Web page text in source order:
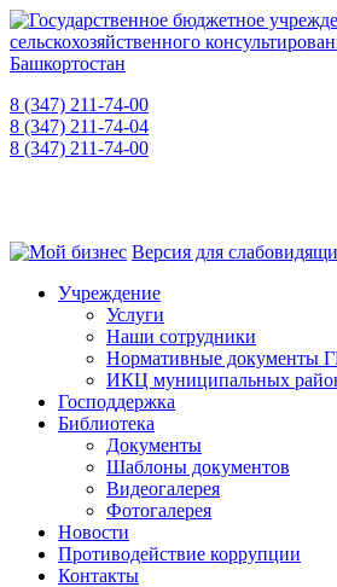
8 (347) 211-74-00
8 (347) 211-74-04
8 (347) 211-74-00
Версия для
Учреждение
Услуги
Наши сотрудники
Нормативные документы
ИКЦ муниципальных
Господдержка
Библиотека
Документы
Шаблоны документов
Видеогалерея
Фотогалерея
Новости
Противодействие коррупции
Контакты